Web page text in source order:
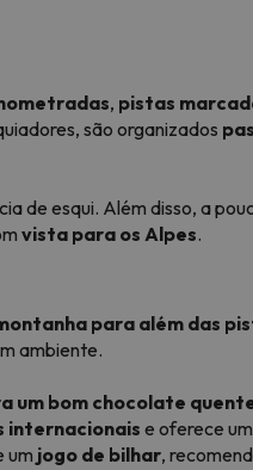
, pistas
são organizados
de esqui. Além disso, a
vista para os Alpes.
para além das
ambiente.
um bom chocolate
internacionais e oferece
um jogo de bilhar,